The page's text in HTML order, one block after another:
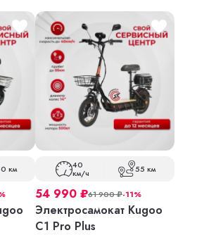
км 40
км/ч 55 км
54 990 ₽61 900₽-11%
Электросамокат Kugoo
C1 Pro Plus